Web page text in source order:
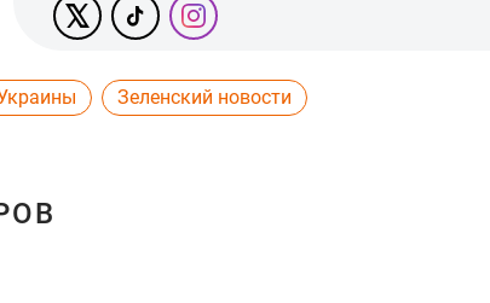
Зеленский новости